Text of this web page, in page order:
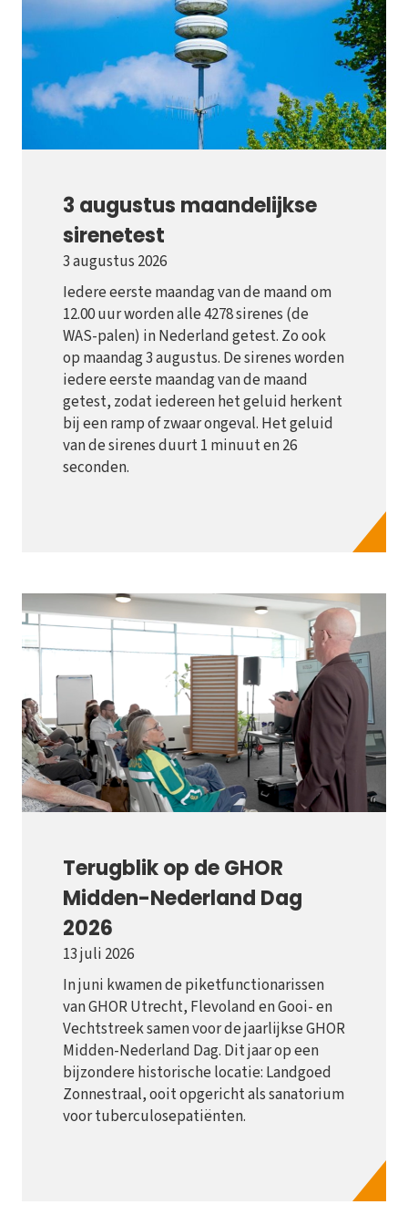
3 augustus maandelijkse
sirenetest
3 augustus 2026
Iedere eerste maandag van de maand om
12.00 uur worden alle 4278 sirenes (de
WAS-palen) in Nederland getest. Zo ook
op maandag 3 augustus. De sirenes worden
iedere eerste maandag van de maand
getest, zodat iedereen het geluid herkent
bij een ramp of zwaar ongeval. Het geluid
van de sirenes duurt 1 minuut en 26
seconden.
Terugblik op de GHOR
Midden-Nederland Dag
2026
13 juli 2026
In juni kwamen de piketfunctionarissen
van GHOR Utrecht, Flevoland en Gooi- en
Vechtstreek samen voor de jaarlijkse GHOR
Midden-Nederland Dag. Dit jaar op een
bijzondere historische locatie: Landgoed
Zonnestraal, ooit opgericht als sanatorium
voor tuberculosepatiënten.